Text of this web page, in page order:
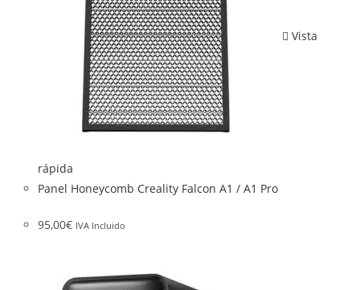
Vista
rápida
Panel Honeycomb Creality Falcon A1 / A1 Pro
95,00€ IVA Incluido